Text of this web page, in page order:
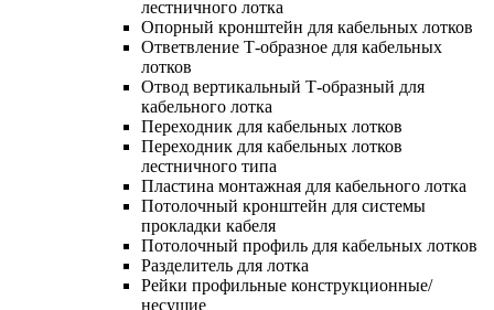
лестничного лотка
Опорный кронштейн для кабельных лотков
Ответвление Т-образное для кабельных
лотков
Отвод вертикальный Т-образный для
кабельного лотка
Переходник для кабельных лотков
Переходник для кабельных лотков
лестничного типа
Пластина монтажная для кабельного лотка
Потолочный кронштейн для системы
прокладки кабеля
Потолочный профиль для кабельных лотков
Разделитель для лотка
Рейки профильные конструкционные/
несущие